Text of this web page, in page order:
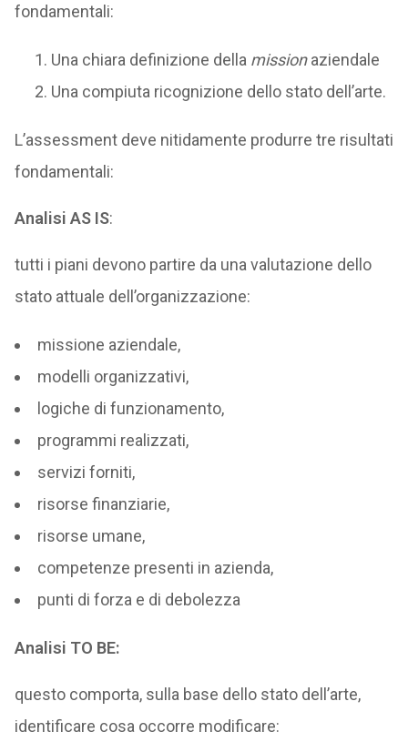
fondamentali:
Una chiara definizione della missionaziendale
Una compiuta ricognizione dello stato dell’arte.
L’assessment deve nitidamente produrre tre risultati
fondamentali:
Analisi AS IS:
tutti i piani devono partire da una valutazione dello
stato attuale dell’organizzazione:
missione aziendale,
modelli organizzativi,
logiche di funzionamento,
programmi realizzati,
servizi forniti,
risorse finanziarie,
risorse umane,
competenze presenti in azienda,
punti di forza e di debolezza
Analisi TO BE:
questo comporta, sulla base dello stato dell’arte,
identificare cosa occorre modificare: